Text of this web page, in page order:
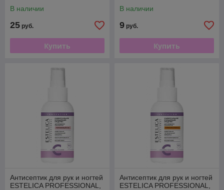
В наличии
25 руб.
Купить
В наличии
9 руб.
Купить
Антисептик для рук и ногтей
ESTELICA PROFESSIONAL,
Антисептик для рук и ногтей
ESTELICA PROFESSIONAL,